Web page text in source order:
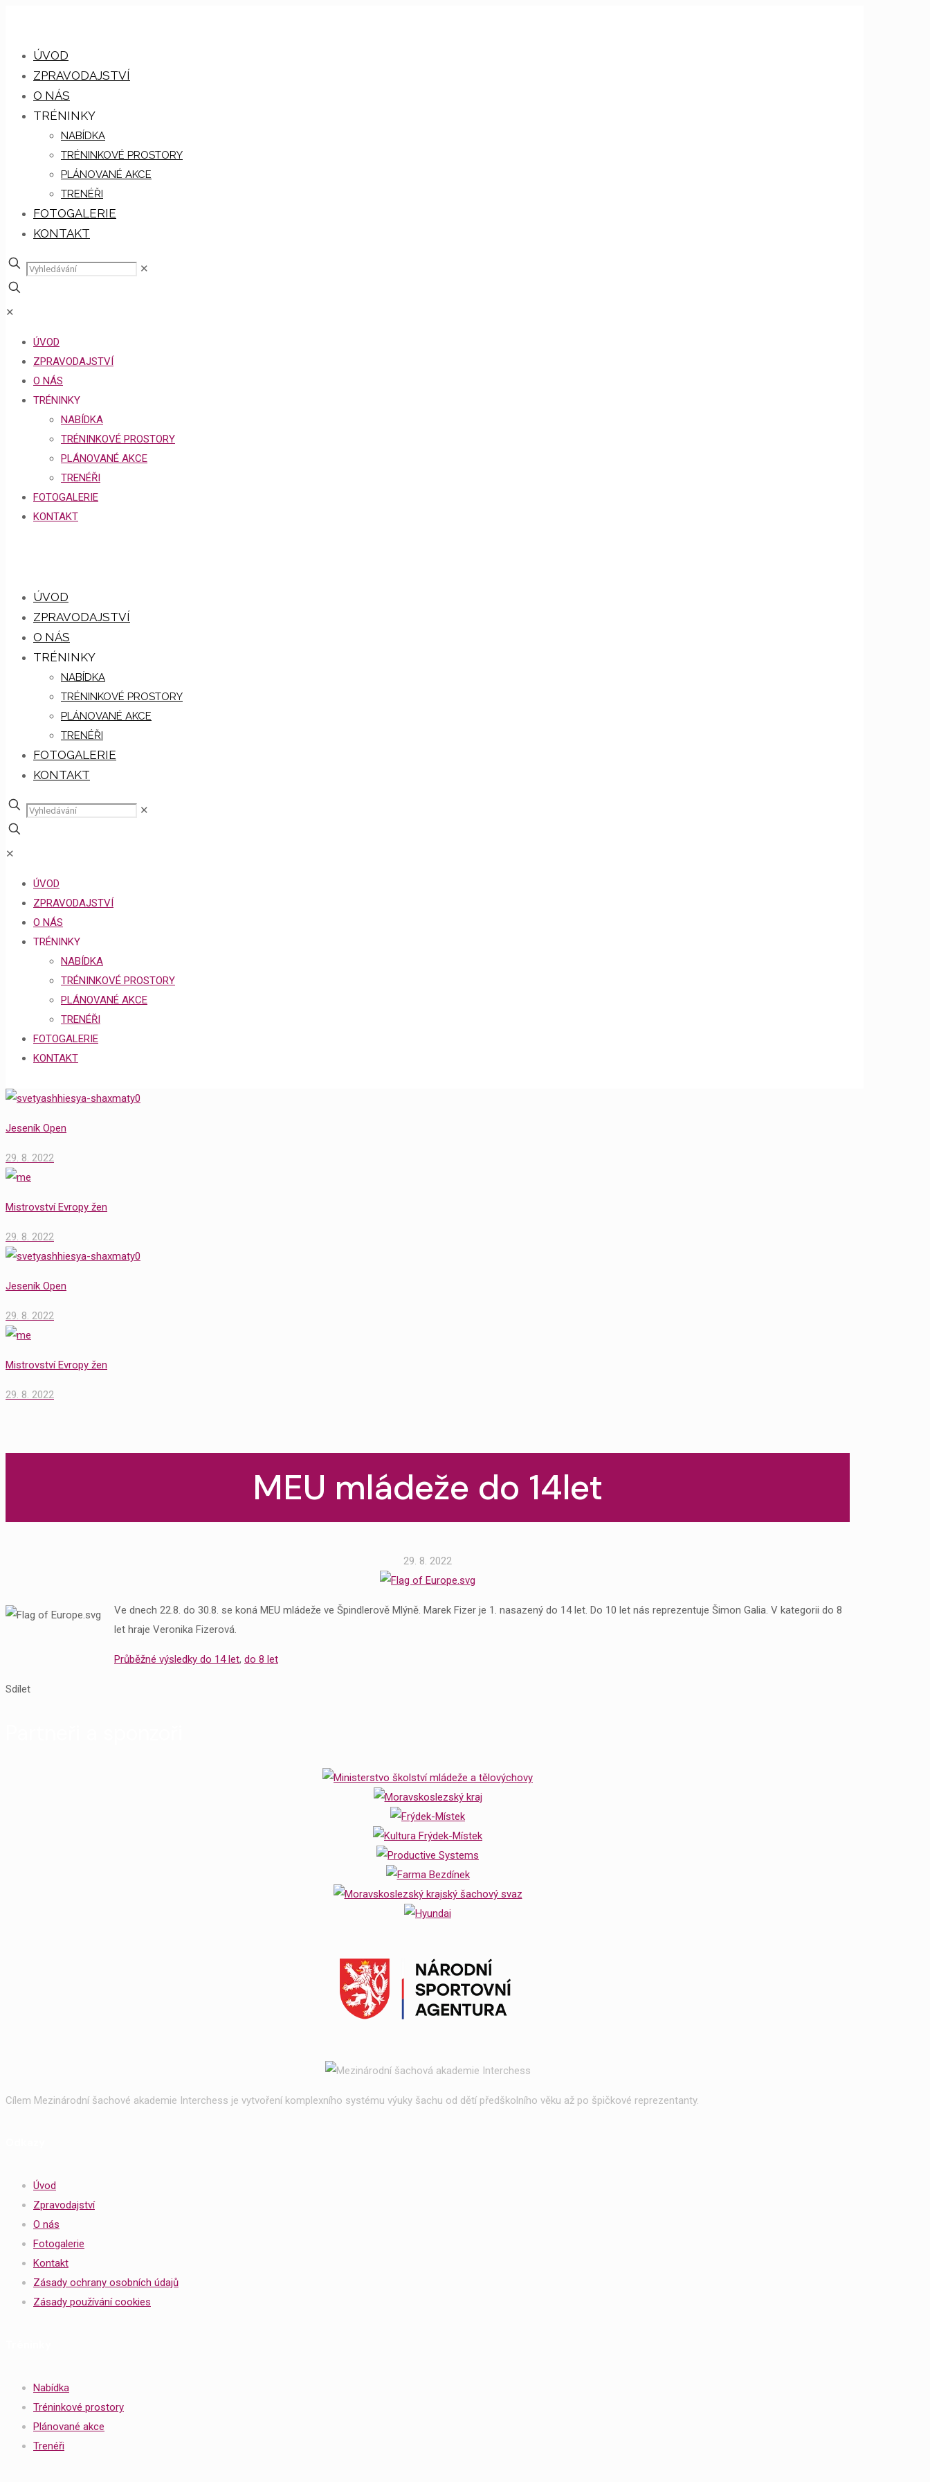
ÚVOD
ZPRAVODAJSTVÍ
O NÁS
TRÉNINKY
NABÍDKA
TRÉNINKOVÉ PROSTORY
PLÁNOVANÉ AKCE
TRENÉŘI
FOTOGALERIE
KONTAKT
✕
✕
ÚVOD
ZPRAVODAJSTVÍ
O NÁS
TRÉNINKY
NABÍDKA
TRÉNINKOVÉ PROSTORY
PLÁNOVANÉ AKCE
TRENÉŘI
FOTOGALERIE
KONTAKT
ÚVOD
ZPRAVODAJSTVÍ
O NÁS
TRÉNINKY
NABÍDKA
TRÉNINKOVÉ PROSTORY
PLÁNOVANÉ AKCE
TRENÉŘI
FOTOGALERIE
KONTAKT
✕
✕
ÚVOD
ZPRAVODAJSTVÍ
O NÁS
TRÉNINKY
NABÍDKA
TRÉNINKOVÉ PROSTORY
PLÁNOVANÉ AKCE
TRENÉŘI
FOTOGALERIE
KONTAKT
Jeseník Open
29. 8. 2022
Mistrovství Evropy žen
29. 8. 2022
Jeseník Open
29. 8. 2022
Mistrovství Evropy žen
29. 8. 2022
MEU mládeže do 14let
29. 8. 2022
Ve dnech 22.8. do 30.8. se koná MEU mládeže ve Špindlerově Mlýně. Marek Fizer je 1. nasazený do 14 let. Do 10 let nás reprezentuje Šimon Galia. V kategorii do 8
let hraje Veronika Fizerová.
Průběžné výsledky do 14 let, do 8 let
Sdílet
Cílem Mezinárodní šachové akademie Interchess je vytvoření komplexního systému výuky šachu od dětí předškolního věku až po špičkové reprezentanty.
Úvod
Zpravodajství
O nás
Fotogalerie
Kontakt
Zásady ochrany osobních údajů
Zásady používání cookies
Nabídka
Tréninkové prostory
Plánované akce
Trenéři